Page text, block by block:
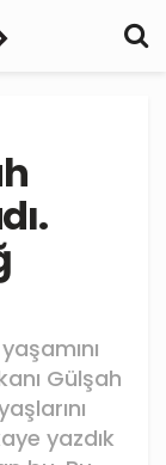
Gülşah
yazdık